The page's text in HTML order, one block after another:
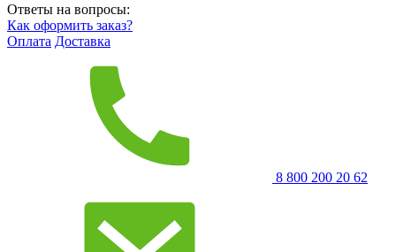
Ответы на вопросы:
Как оформить заказ?
Оплата Доставка
8 800 200 20 62